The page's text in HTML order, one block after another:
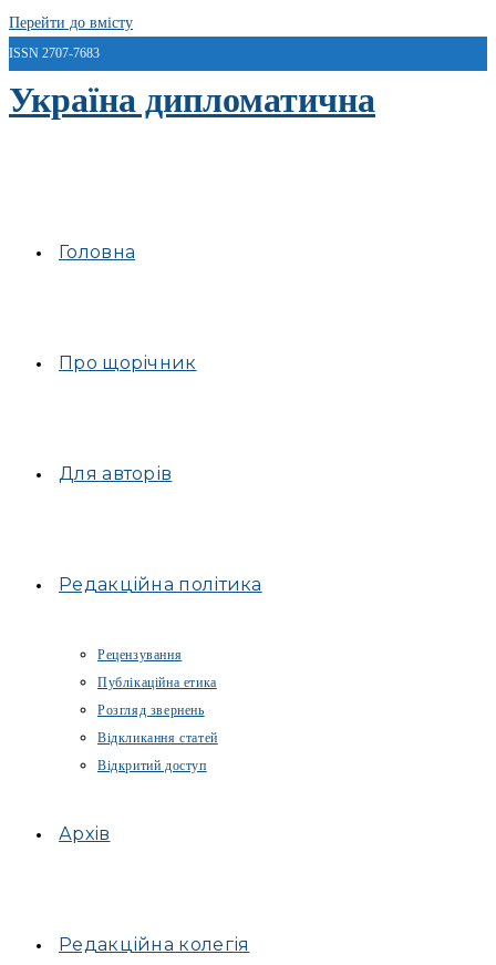
Перейти до вмісту
ISSN 2707-7683
Україна дипломатична
Головна
Про щорічник
Для авторів
Редакційна політика
Рецензування
Публікаційна етика
Розгляд звернень
Відкликання статей
Відкритий доступ
Архів
Редакційна колегія